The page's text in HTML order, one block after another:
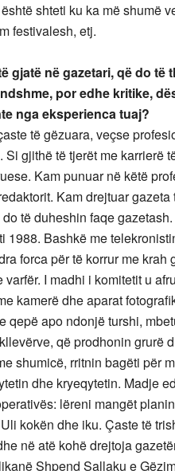
shteti ku ka më shumë
festivalesh, etj.
gjatë në gazetari, që do të
por edhe kritike,
nga eksperienca tuaj?
të gëzuara, veçse
Si gjithë të tjerët me karrierë
Kam punuar në këtë
Kam drejtuar
të duheshin faqe
1988. Bashkë me
forca për të korrur me
I madhi i komitetit u
kamerë dhe aparat
qepë apo ndonjë turshi,
që prodhonin grurë
shumicë, rritnin bagëti për
dhe kryeqytetin. Madje
lëreni mangët
kokën dhe iku. Çaste të
në atë kohë drejtoja
Shpend Sallaku e